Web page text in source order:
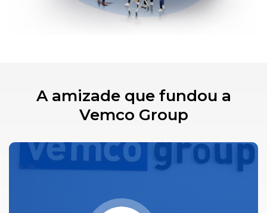
A amizade que fundou a
Vemco Group